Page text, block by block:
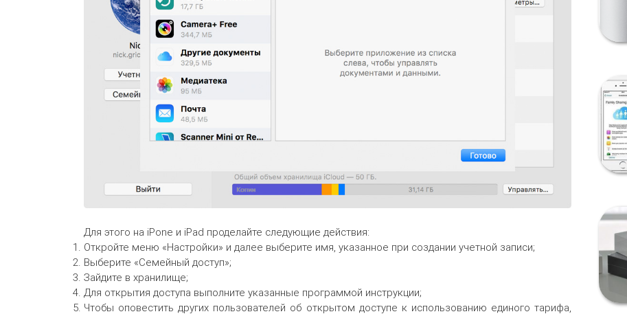
Для этого на iPone и iPad проделайте следующие действия:
Откройте меню «Настройки» и далее выберите имя, указанное при создании учетной записи;
Выберите «Семейный доступ»;
Зайдите в хранилище;
Для открытия доступа выполните указанные программой инструкции;
Чтобы оповестить других пользователей об открытом доступе к использованию единого тарифа,